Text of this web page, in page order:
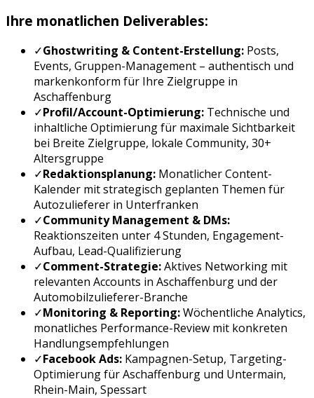
Ihre monatlichen Deliverables:
✓Ghostwriting & Content-Erstellung: Posts,
Events, Gruppen-Management – authentisch und
markenkonform für Ihre Zielgruppe in
Aschaffenburg
✓Profil/Account-Optimierung: Technische und
inhaltliche Optimierung für maximale Sichtbarkeit
bei Breite Zielgruppe, lokale Community, 30+
Altersgruppe
✓Redaktionsplanung: Monatlicher Content-
Kalender mit strategisch geplanten Themen für
Autozulieferer in Unterfranken
✓Community Management & DMs:
Reaktionszeiten unter 4 Stunden, Engagement-
Aufbau, Lead-Qualifizierung
✓Comment-Strategie:Aktives Networking mit
relevanten Accounts in Aschaffenburg und der
Automobilzulieferer-Branche
✓Monitoring & Reporting:Wöchentliche Analytics,
monatliches Performance-Review mit konkreten
Handlungsempfehlungen
✓Facebook Ads: Kampagnen-Setup, Targeting-
Optimierung fürAschaffenburg und Untermain,
Rhein-Main, Spessart